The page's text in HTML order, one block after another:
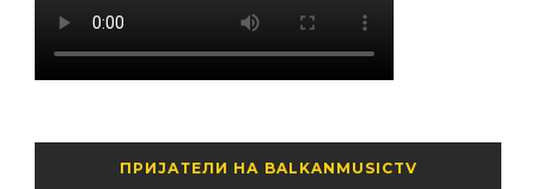
ПРИЈАТЕЛИ НА BALKANMUSICTV